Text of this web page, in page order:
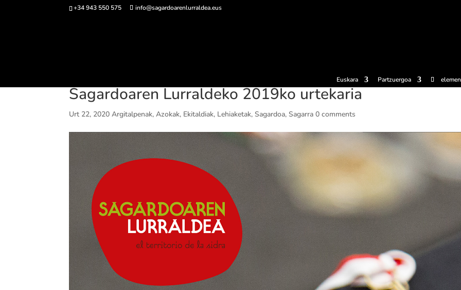
+34 943 550 575 info@sagardoarenlurraldea.eus
Euskara Partzuergoa
Sagardoaren Lurraldeko 2019ko urtekaria
Urt 22, 2020 Argitalpenak,Azokak, Ekitaldiak, Lehiaketak,Sagardoa,Sagarra 0 comments